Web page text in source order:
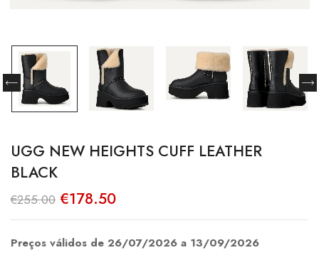
UGG NEW HEIGHTS CUFF LEATHER
BLACK
€255.00 O
preço
original
€255.00.
€178.50O
atual
€178.50.
Preços válidos de 26/07/2026 a 13/09/2026